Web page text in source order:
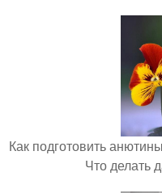
Как подготовить
Что делать